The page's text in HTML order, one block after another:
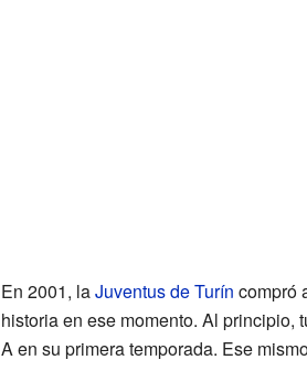
En 2001, laJuventus de Turín compró
historia en ese momento. Al principio,
A en su primera temporada. Ese